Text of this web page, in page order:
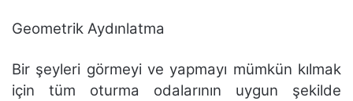
Geometrik Aydınlatma
Bir şeyleri görmeyi ve yapmayı mümkün kılmak
için tüm oturma odalarının uygun şekilde